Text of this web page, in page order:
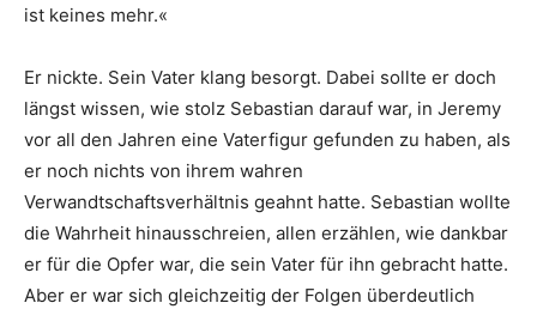
ist keines mehr.«
Er nickte. Sein Vater klang besorgt. Dabei sollte er doch
längst wissen, wie stolz Sebastian darauf war, in Jeremy
vor all den Jahren eine Vaterfigur gefunden zu haben, als
er noch nichts von ihrem wahren
Verwandtschaftsverhältnis geahnt hatte. Sebastian wollte
die Wahrheit hinausschreien, allen erzählen, wie dankbar
er für die Opfer war, die sein Vater für ihn gebracht hatte.
Aber er war sich gleichzeitig der Folgen überdeutlich